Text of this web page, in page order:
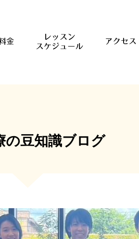
の豆知識ブログ